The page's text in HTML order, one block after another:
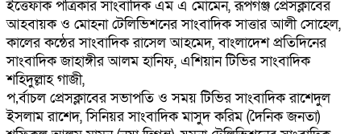
ইত্তেফাক পত্রিকার সাংবাদিক এম এ মোমেন, রূপগঞ্জ প্রেসক্লাবের
আহবায়ক ও মোহনা টেলিভিশনের সাংবাদিক সাত্তার আলী সোহেল,
কালের কন্ঠের সাংবাদিক রাসেল আহমেদ, বাংলাদেশ প্রতিদিনের
সাংবাদিক জাহাঙ্গীর আলম হানিফ, এশিয়ান টিভির সাংবাদিক
শহিদুল্লাহ গাজী,
প‚র্বাচল প্রেসক্লাবের সভাপতি ও সময় টিভির সাংবাদিক রাশেদুল
ইসলাম রাশেদ, সিনিয়র সাংবাদিক মাসুদ করিম (দৈনিক জনতা)